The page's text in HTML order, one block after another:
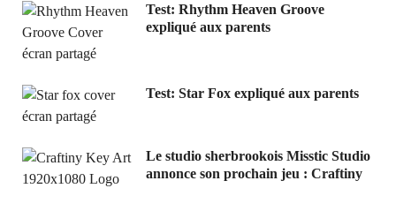
Test: Rhythm Heaven Groove
expliqué aux parents
Test: Star Fox expliqué aux parents
Le studio sherbrookois Misstic Studio
annonce son prochain jeu : Craftiny